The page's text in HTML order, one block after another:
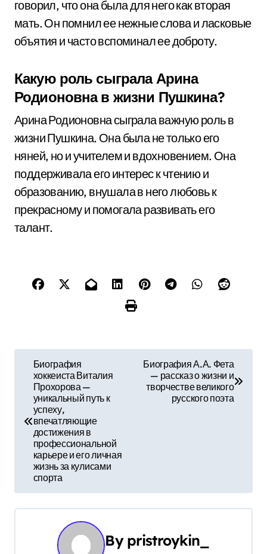
говорил, что она была для него как вторая
мать. Он помнил ее нежные слова и ласковые
объятия и часто вспоминал ее доброту.
Какую роль сыграла Арина
Родионовна в жизни Пушкина?
Арина Родионовна сыграла важную роль в
жизни Пушкина. Она была не только его
няней, но и учителем и вдохновением. Она
поддерживала его интерес к чтению и
образованию, внушала в него любовь к
прекрасному и помогала развивать его
талант.
ц
Биография
хоккеиста Виталия
Прохорова —
уникальный путь к
успеху,
впечатляющие
достижения в
профессиональной
карьере и его личная
жизнь за кулисами
спорта
Биография А.А. Фета
— рассказ о жизни и
творчестве великого
русского поэта
By pristroykin_